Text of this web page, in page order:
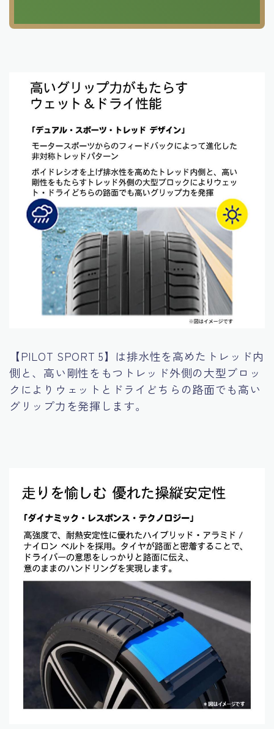
【PILOT SPORT 5】は排水性を高めたトレッド内
側と、高い剛性をもつトレッド外側の大型ブロッ
クによりウェットとドライどちらの路面でも高い
グリップ力を発揮します。